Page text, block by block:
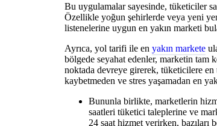
Bu uygulamalar sayesinde, tüketiciler
Özellikle yoğun şehirlerde veya yeni
listenelerine uygun en yakın marketi
Ayrıca, yol tarifi ile en yakın markete
bölgede seyahat edenler, marketin tam
noktada devreye girerek, tüketicilere en
kaybetmeden ve stres yaşamadan en
Bununla birlikte, marketlerin
saatleri tüketici taleplerine ve
24 saat hizmet verirken, bazıları